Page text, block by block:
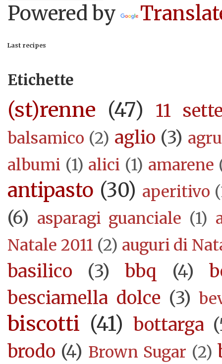
Powered by
Last recipes
Etichette
(st)renne (47) 11
balsamico (2) aglio (3)
albumi (1) alici (1) amarene
antipasto (30) aperitivo
(6) asparagi guanciale (1)
Natale 2011 (2) auguri di
basilico (3) bbq (4)
besciamella dolce (3)
biscotti (41) bottarga
brodo (4) Brown Sugar (2)